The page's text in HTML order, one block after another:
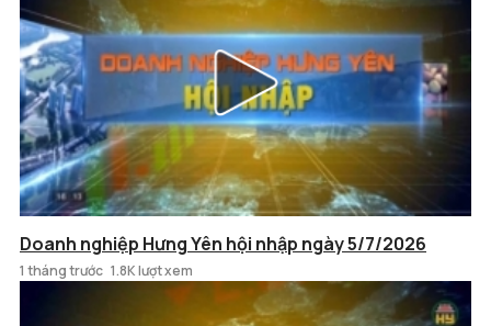
Doanh nghiệp Hưng Yên hội nhập ngày 5/7/2026
1 tháng trước 1.8K lượt xem